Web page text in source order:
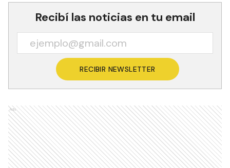
Recibí las noticias en tu email
RECIBIR NEWSLETTER
Ads